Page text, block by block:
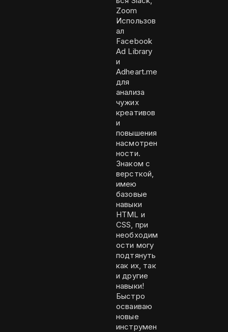
Zoom
Использов
ал
Facebook
Ad Library
и
Adheart.me
для
анализа
чужих
креативов
и
повышения
насмотрен
ности.
Знаком с
версткой,
имею
базовые
навыки
HTML и
CSS, при
необходим
ости могу
подтянуть
как их, так
и другие
навыки!
Быстро
осваиваю
новые
инструмен